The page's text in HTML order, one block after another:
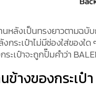
นหลังเป็นทรงยาวตามฉบับ
กระเป๋าไม่มีช่องใส่ของใด
ะเป๋าจะถูกปั๊มคำว่า
ข้างของกระเป๋า